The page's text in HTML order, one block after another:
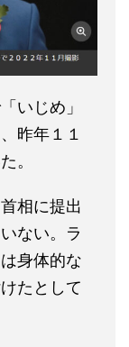
いじめ」
昨年１１
。
相に提出
ない。ラ
身体的な
たとして